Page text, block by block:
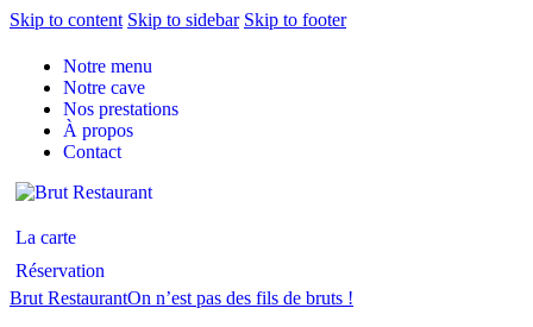
Skip to content Skip to sidebar Skip to footer
Notre menu
Notre cave
Nos prestations
À propos
Contact
La carte
Réservation
Brut RestaurantOn n’est pas des fils de bruts !